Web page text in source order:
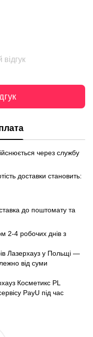
через службу
доставки становить:
до поштомату та
2-4 робочих днів з
Лазерхауз у Польщі —
від суми
Косметикс PL
PayU під час